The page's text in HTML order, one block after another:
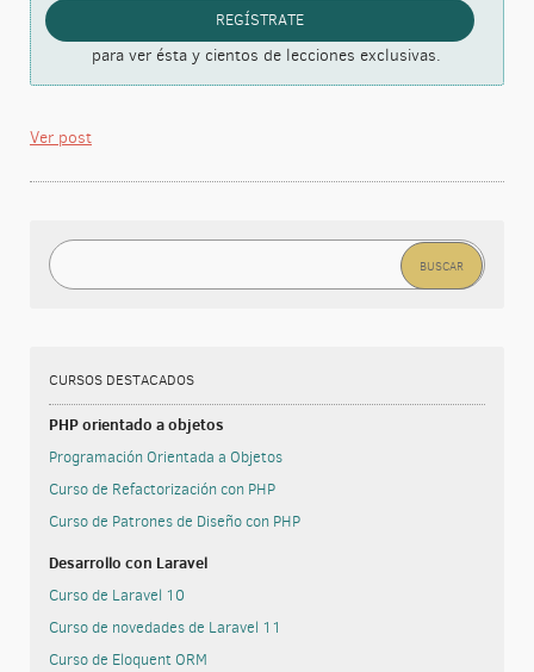
REGÍSTRATE
para ver ésta y cientos de lecciones exclusivas.
Ver post
Buscar:
CURSOS DESTACADOS
PHP orientado a objetos
Programación Orientada a Objetos
Curso de Refactorización con PHP
Curso de Patrones de Diseño con PHP
Desarrollo con Laravel
Curso de Laravel 10
Curso de novedades de Laravel 11
Curso de Eloquent ORM